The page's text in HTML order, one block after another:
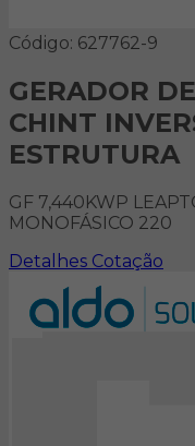
Código: 627762-9
GERADOR
CHINT
ESTRUTURA
GF 7,440KWP
MONOFÁSICO 220
Detalhes Cotação